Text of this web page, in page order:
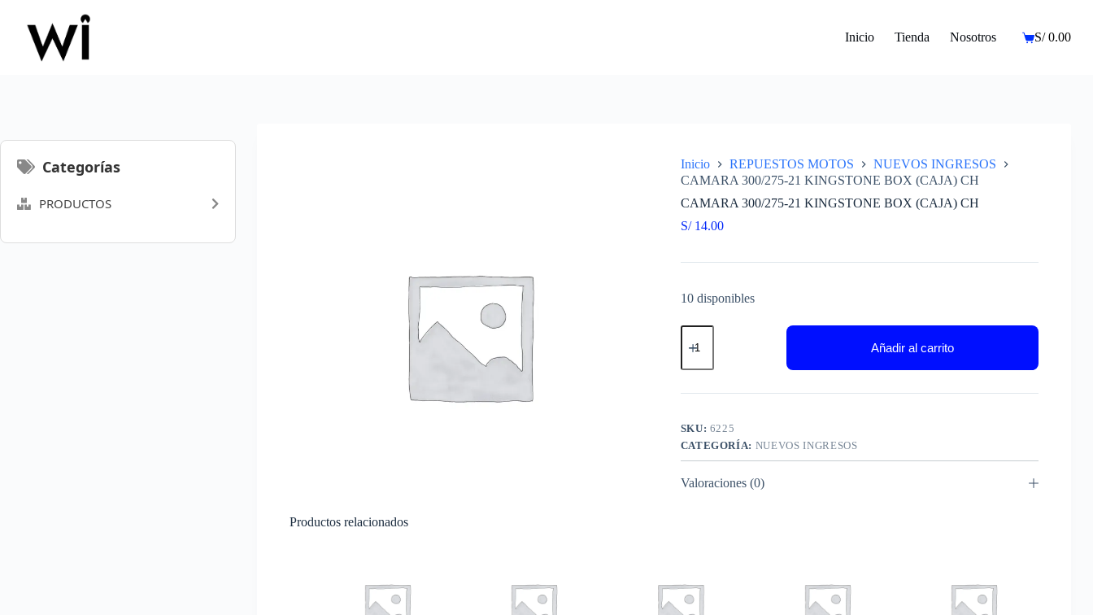
contenido
Inicio Tienda Nosotros
Carro
S/0.00
Inicio REPUESTOS MOTOS
NUEVOS INGRESOS
CAMARA 300/275-21 KINGSTONE BOX (CAJA) CH
CAMARA 300/275-21 KINGSTONE BOX (CAJA) CH
S/14.00
10 disponibles
CAMARA
300/275-
KINGSTONE
cantidad
Añadir al carrito
SKU: 6225
CATEGORÍA: NUEVOS INGRESOS
Valoraciones (0)
Productos relacionados
Categorías
PRODUCTOS